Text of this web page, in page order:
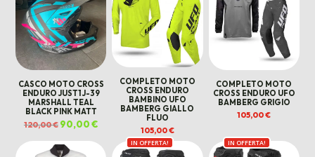
CASCO MOTO CROSS
ENDURO JUST1 J-39
MARSHALL TEAL
BLACK PINK MATT
120,00€ Il
prezzo
era:
120,00 €.
90,00€Il
prezzo
attuale
è:
90,00 €.
COMPLETO MOTO
CROSS ENDURO
BAMBINO UFO
BAMBERG GIALLO
FLUO
105,00€
COMPLETO MOTO
CROSS ENDURO UFO
BAMBERG GRIGIO
105,00€
IN OFFERTA! IN OFFERTA!